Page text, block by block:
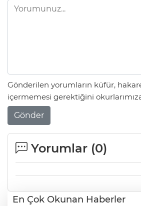
Gönderilen yorumların küfür,
içermemesi gerektiğini
Gönder
Yorumlar (0)
En Çok Okunan Haberler